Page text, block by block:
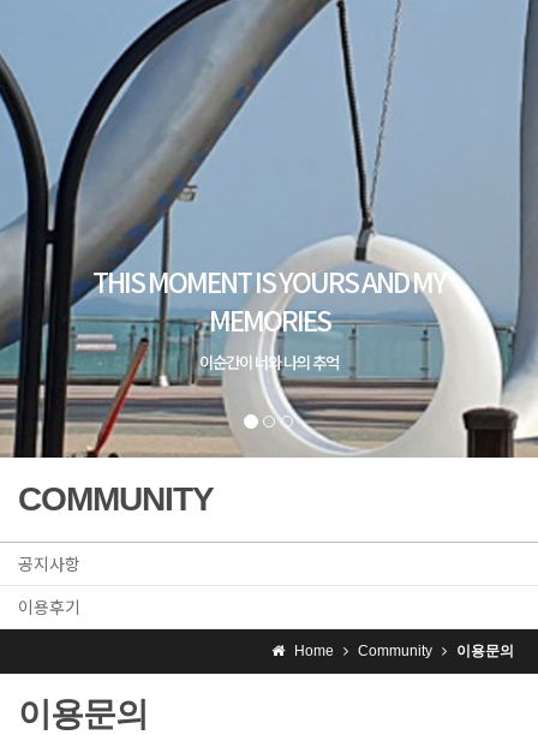
COMMUNITY
공지사항
이용후기
Home Community 이용문의
이용문의